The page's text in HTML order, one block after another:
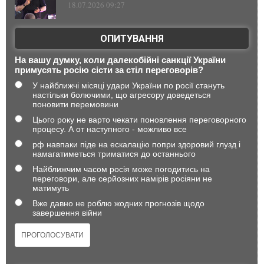
18.07.2026 09:27
ОПИТУВАННЯ
На вашу думку, коли далекобійні санкції України
примусять росію сісти за стіл переговорів?
У найближчі місяці удари України по росії стануть
настільки болючими, що агресору доведеться
поновити перемовини
Цього року не варто чекати поновлення переговорного
процесу. А от наступного - можливо все
рф навпаки піде на ескалацію попри здоровий глузд і
намагатиметься триматися до останнього
Найближчим часом росія може погодитись на
переговори, але серйозних намірів росіяни не
матимуть
Вже давно не роблю жодних прогнозів щодо
завершення війни